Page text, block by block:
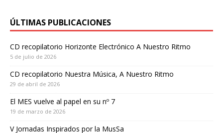
ÚLTIMAS PUBLICACIONES
CD recopilatorio Horizonte Electrónico A Nuestro Ritmo
5 de julio de 2026
CD recopilatorio Nuestra Música, A Nuestro Ritmo
29 de abril de 2026
El MES vuelve al papel en su nº 7
19 de marzo de 2026
V Jornadas Inspirados por la MusSa